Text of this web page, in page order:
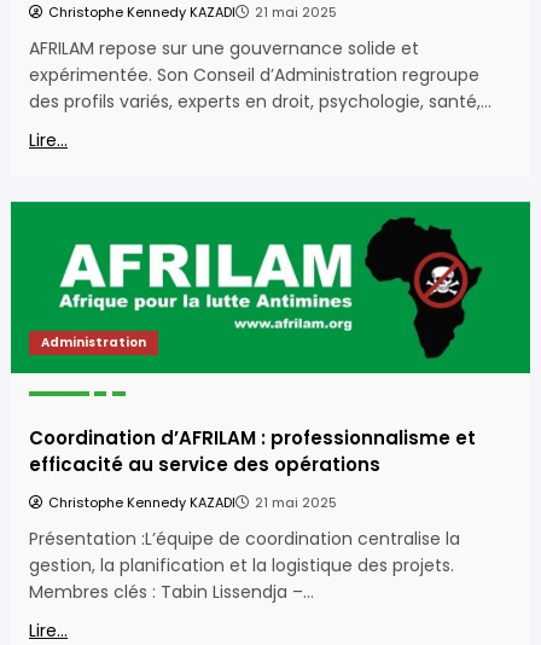
Christophe Kennedy KAZADI 21 mai 2025
AFRILAM repose sur une gouvernance solide et
expérimentée. Son Conseil d’Administration regroupe
des profils variés, experts en droit, psychologie, santé,…
Lire...
Administration
Coordination d’AFRILAM : professionnalisme et
efficacité au service des opérations
Christophe Kennedy KAZADI 21 mai 2025
Présentation :L’équipe de coordination centralise la
gestion, la planification et la logistique des projets.
Membres clés : Tabin Lissendja –…
Lire...